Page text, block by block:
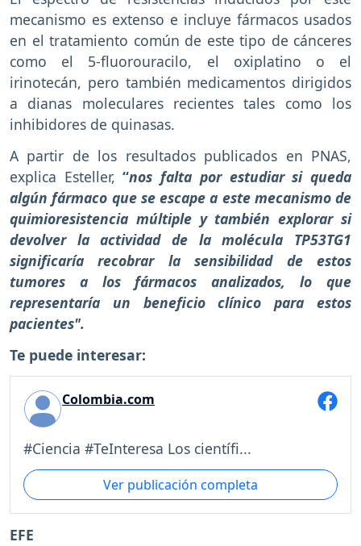
mecanismo es extenso e incluye fármacos usados
en el tratamiento común de este tipo de cánceres
como el 5-fluorouracilo, el oxiplatino o el
irinotecán, pero también medicamentos dirigidos
a dianas moleculares recientes tales como los
inhibidores de quinasas.
A partir de los resultados publicados en PNAS,
explica Esteller, “nos falta por estudiar si queda
algún fármaco que se escape a este mecanismo de
quimioresistencia múltiple y también explorar si
devolver la actividad de la molécula TP53TG1
significaría recobrar la sensibilidad de estos
tumores a los fármacos analizados, lo que
representaría un beneficio clínico para estos
pacientes".
Te puede interesar:
Colombia.com
#Ciencia #TeInteresa Los científi...
Ver publicación completa
EFE